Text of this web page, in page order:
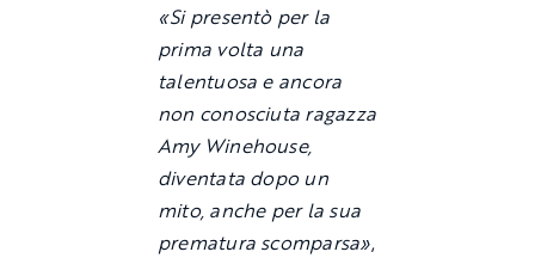
«Si presentò per la
prima volta una
talentuosa e ancora
non conosciuta ragazza
Amy Winehouse,
diventata dopo un
mito, anche per la sua
prematura scomparsa»,